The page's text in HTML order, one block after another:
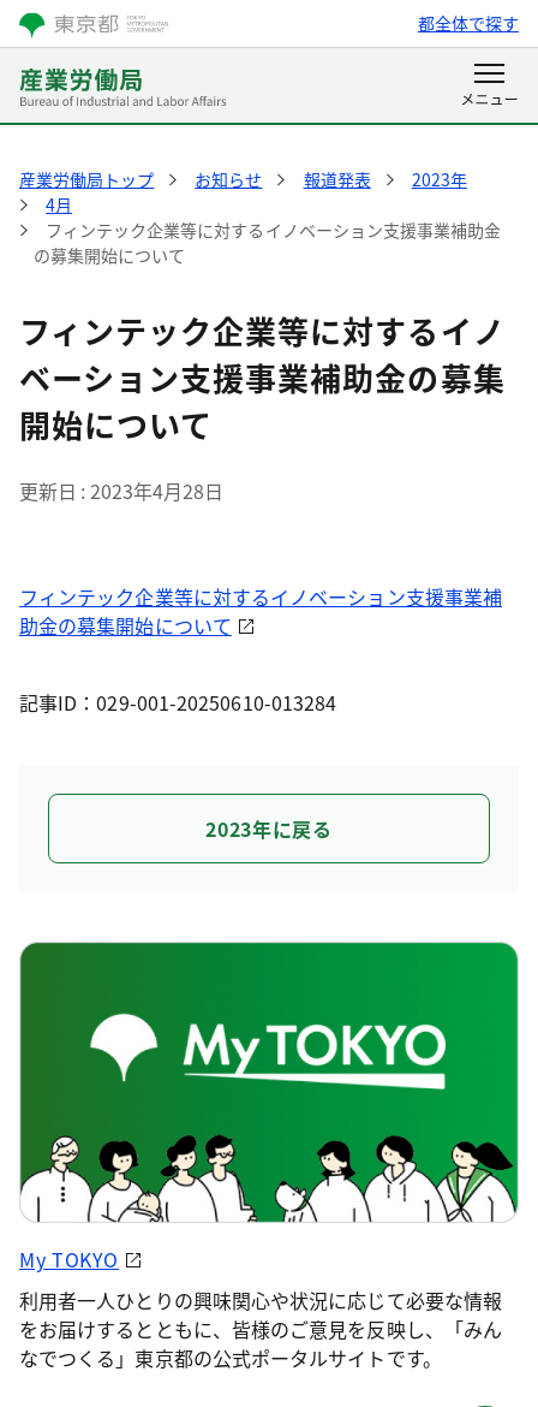
都全体で探す
産業労働局トップ お知らせ 報道発表
2023年
4月
フィンテック企業等に対するイノベーション支援事業補助金
の募集開始について
フィンテック企業等に対するイノ
ベーション支援事業補助金の募集
開始について
更新日 2023年4月28日
フィンテック企業等に対するイノベーション支援事業補
助金の募集開始について
記事ID：029-001-20250610-013284
2023年に戻る
My TOKYO
利用者一人ひとりの興味関心や状況に応じて必要な情報
をお届けするとともに、皆様のご意見を反映し、「みん
なでつくる」東京都の公式ポータルサイトです。